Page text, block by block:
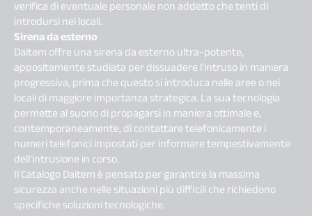
verifica di eventuale personale non addetto che tenti di
introdursi nei locali.
Sirena da esterno
Daitem offre una sirena da esterno ultra-potente,
appositamente studiata per dissuadere l'intruso in maniera
progressiva, prima che questo si introduca nelle aree o nei
locali di maggiore importanza strategica. La sua tecnologia
permette al suono di propagarsi in maniera ottimale e,
contemporaneamente, di contattare telefonicamente i
numeri telefonici impostati per informare tempestivamente
dell'intrusione in corso.
Il Catalogo Daitem è pensato per garantire la massima
sicurezza anche nelle situazioni più difficili che richiedono
specifiche soluzioni tecnologiche.